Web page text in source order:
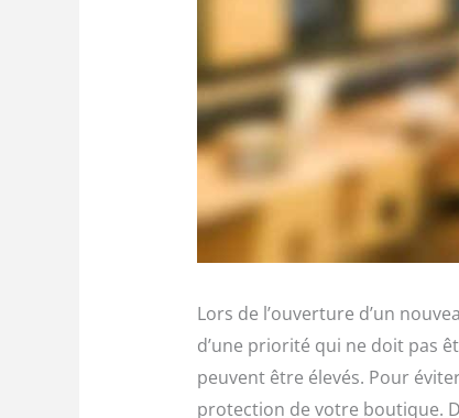
Lors de l’ouverture d’un
d’une priorité qui ne doit pas
peuvent être élevés. Pour
protection de votre boutique.